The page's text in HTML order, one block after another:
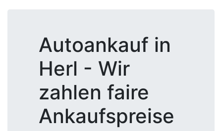
Autoankauf in
Herl - Wir
zahlen faire
Ankaufspreise